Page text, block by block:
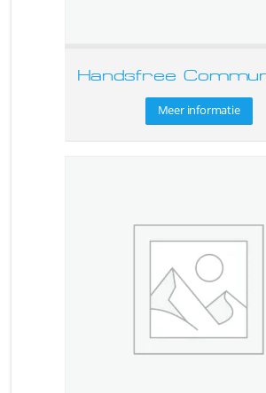
Handsfree
Meer informatie